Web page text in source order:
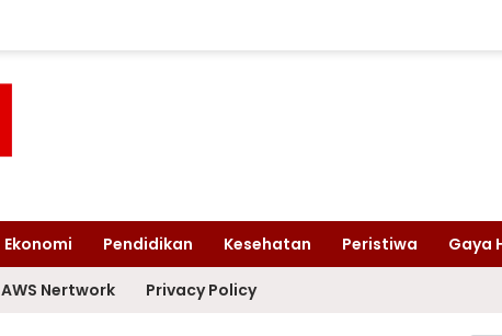
Ekonomi Pendidikan Kesehatan Peristiwa Gaya
AWS Nertwork Privacy Policy